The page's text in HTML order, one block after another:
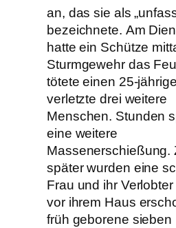
an, das sie als
bezeichnete. Am
hatte ein Schütze
Sturmgewehr das
tötete einen 25-
verletzte drei weitere
Menschen. Stunden
eine weitere
Massenerschießung.
später wurden eine
Frau und ihr
vor ihrem Haus
früh geborene sieben